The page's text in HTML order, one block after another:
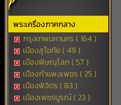
พระเครื่องภาคกลาง
กรุงเทพมหานคร ( 164 )
เมืองสุโขทัย ( 49 )
เมืองพิษณุโลก ( 57 )
เมืองกำแพงเพชร ( 25 )
เมืองพิจิตร ( 83 )
เมืองเพชรบูรณ์ ( 23 )